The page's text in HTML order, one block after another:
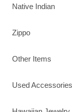
Native Indian
Zippo
Other Items
Used Accessories